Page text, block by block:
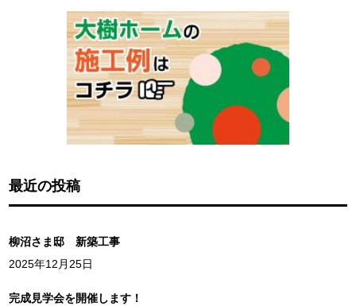
最近の投稿
柳沼さま邸 新築工事
2025年12月25日
完成見学会を開催します！